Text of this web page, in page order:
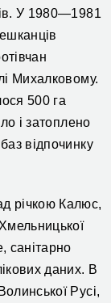
У 1980—1981
Михалковому.
500 га
і затоплено
відпочинку
річкою Калюс,
санітарно
даних. В
Русі,